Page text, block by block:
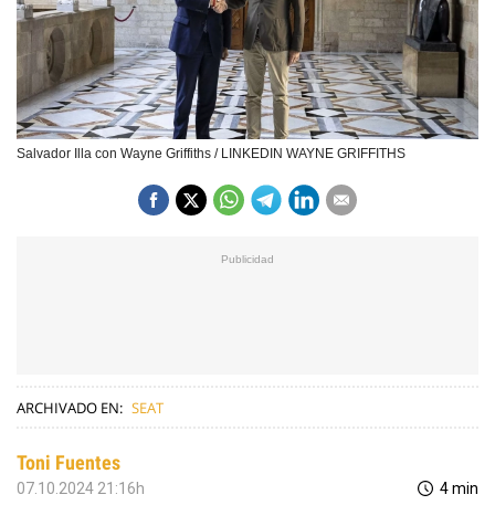
Salvador Illa con Wayne Griffiths / LINKEDIN WAYNE GRIFFITHS
ARCHIVADO EN: SEAT
Toni Fuentes
07.10.2024 21:16h 4 min